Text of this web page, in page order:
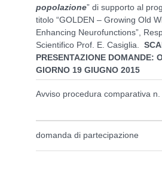
popolazione” di supporto al
titolo “GOLDEN – Growing Old
Enhancing Neurofunctions”,
Scientifico Prof. E. Casiglia.
PRESENTAZIONE DOMANDE:
GIORNO 19 GIUGNO 2015
Avviso procedura comparativa
domanda di partecipazione